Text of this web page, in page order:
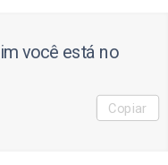
você está no
Copiar